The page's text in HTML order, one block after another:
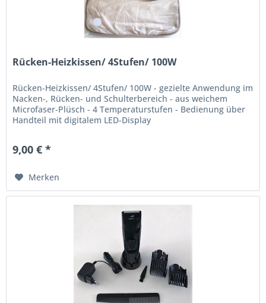
Rücken-Heizkissen/ 4Stufen/ 100W
Rücken-Heizkissen/ 4Stufen/ 100W - gezielte Anwendung im
Nacken-, Rücken- und Schulterbereich - aus weichem
Microfaser-Plüsch - 4 Temperaturstufen - Bedienung über
Handteil mit digitalem LED-Display
9,00 € *
Merken